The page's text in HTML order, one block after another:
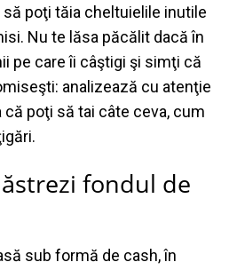
să poţi tăia cheltuielile inutile
Nu te lăsa păcălit dacă în
pe care îi câştigi şi simţi că
analizează cu atenţie
poţi să tai câte ceva, cum
fondul de
sub formă de cash, în